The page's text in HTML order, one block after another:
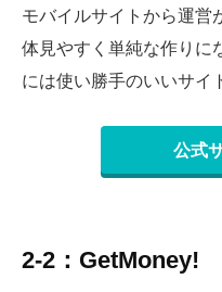
モバイルサイトから運営
体見やすく単純な作りに
には使い勝手のいいサイ
公式
2-2：GetMoney!